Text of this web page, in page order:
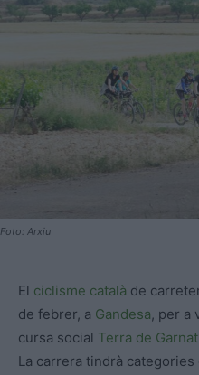
Foto: Arxiu
El ciclisme català de
de febrer, a Gandesa, per a
cursa social Terra de
La carrera tindrà